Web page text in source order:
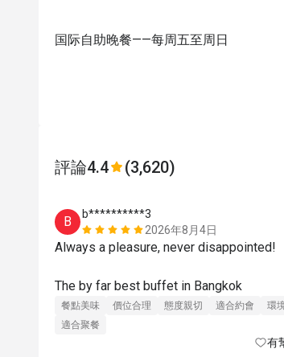
国际自助晚餐——每周五至周日
評論4.4 (3,620)
B
b**********3
2026年8月4日
Always a pleasure, never disappointed!
The by far best buffet in Bangkok
餐點美味 價位合理 態度親切 適合約會
環
適合聚餐
有